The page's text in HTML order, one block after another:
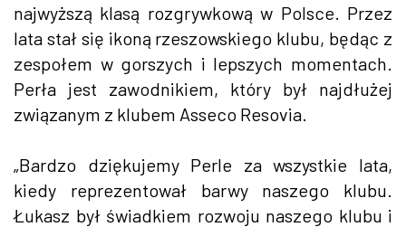
najwyższą klasą rozgrywkową w Polsce. Przez
lata stał się ikoną rzeszowskiego klubu, będąc z
zespołem w gorszych i lepszych momentach.
Perła jest zawodnikiem, który był najdłużej
związanym z klubem Asseco Resovia.
„Bardzo dziękujemy Perle za wszystkie lata,
kiedy reprezentował barwy naszego klubu.
Łukasz był świadkiem rozwoju naszego klubu i